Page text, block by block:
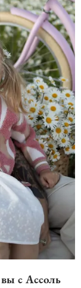
с Ассоль